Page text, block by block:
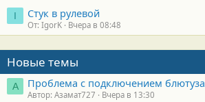
I Стук в рулевой
От: IgorK Вчера в 08:48
Новые темы
А Проблема с подключением блютуза
Автор: Азамат727 Вчера в 13:30